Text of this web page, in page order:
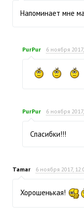
Напоминает мне
PurPur 6 ноября
PurPur 6 ноября
Спасибки!!!
Tamar 6 ноября 2017,
Хорошенькая!